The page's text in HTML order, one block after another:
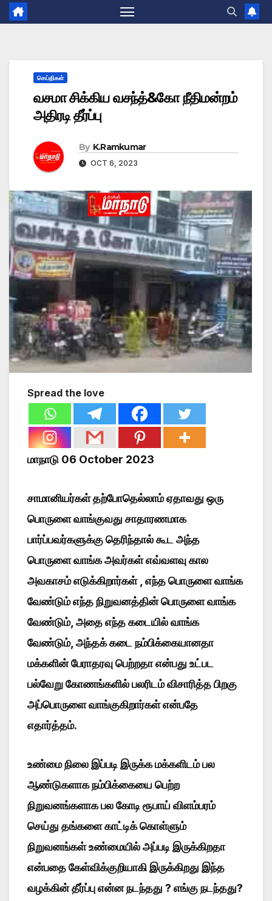
செய்திகள்
வசமா சிக்கிய வசந்த்&கோ நீதிமன்றம்
அதிரடி தீர்ப்பு
By K.Ramkumar
OCT 6, 2023
Spread the love
மாநாடு 06 October 2023
சாமானியர்கள் தற்போதெல்லாம் ஏதாவது ஒரு
பொருளை வாங்குவது சாதாரணமாக
பார்ப்பவர்களுக்கு தெரிந்தால் கூட அந்த
பொருளை வாங்க அவர்கள் எவ்வளவு கால
அவகாசம் எடுக்கிறார்கள் , எந்த பொருளை வாங்க
வேண்டும் எந்த நிறுவனத்தின் பொருளை வாங்க
வேண்டும், அதை எந்த கடையில் வாங்க
வேண்டும், அந்தக் கடை நம்பிக்கையானதா
மக்களின் பேராதரவு பெற்றதா என்பது உட்பட
பல்வேறு கோணங்களில் பலரிடம் விசாரித்த பிறகு
அப்பொருளை வாங்குகிறார்கள் என்பதே
எதார்த்தம்.
உண்மை நிலை இப்படி இருக்க மக்களிடம் பல
ஆண்டுகளாக நம்பிக்கையை பெற்ற
நிறுவனங்களாக பல கோடி ரூபாய் விளம்பரம்
செய்து தங்களை காட்டிக் கொள்ளும்
நிறுவனங்கள் உண்மையில் அப்படி இருக்கிறதா
என்பதை கேள்விக்குறியாகி இருக்கிறது இந்த
வழக்கின் தீர்ப்பு என்ன நடந்தது ? எங்கு நடந்தது?